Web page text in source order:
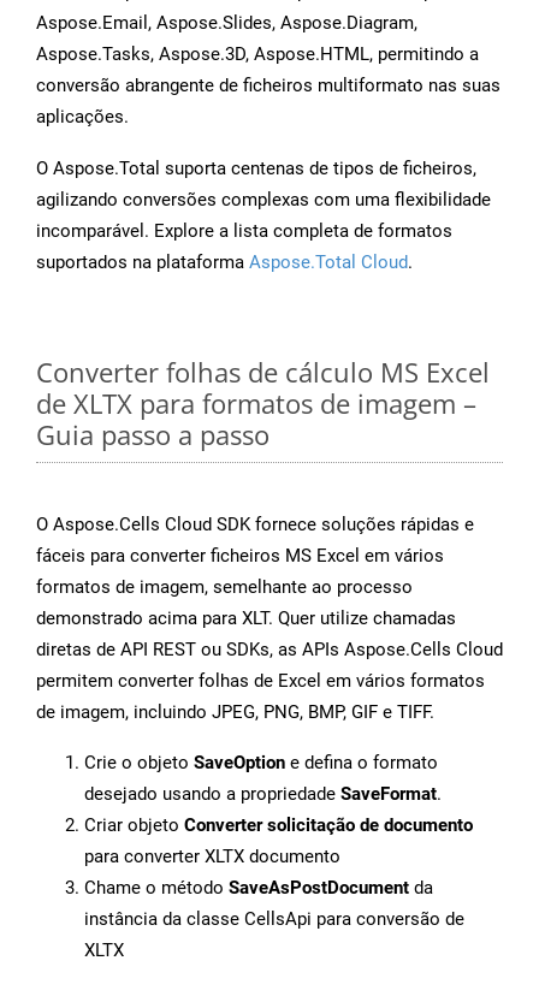
Aspose.Email, Aspose.Slides, Aspose.Diagram,
Aspose.Tasks, Aspose.3D, Aspose.HTML, permitindo a
conversão abrangente de ficheiros multiformato nas suas
aplicações.
O Aspose.Total suporta centenas de tipos de ficheiros,
agilizando conversões complexas com uma flexibilidade
incomparável. Explore a lista completa de formatos
suportados na plataforma Aspose.Total Cloud.
Converter folhas de cálculo MS Excel
de XLTX para formatos de imagem –
Guia passo a passo
O Aspose.Cells Cloud SDK fornece soluções rápidas e
fáceis para converter ficheiros MS Excel em vários
formatos de imagem, semelhante ao processo
demonstrado acima para XLT. Quer utilize chamadas
diretas de API REST ou SDKs, as APIs Aspose.Cells Cloud
permitem converter folhas de Excel em vários formatos
de imagem, incluindo JPEG, PNG, BMP, GIF e TIFF.
Crie o objeto SaveOption e defina o formato
desejado usando a propriedade SaveFormat.
Criar objeto Converter solicitação de documento
para converter XLTX documento
Chame o método SaveAsPostDocument da
instância da classe CellsApi para conversão de
XLTX